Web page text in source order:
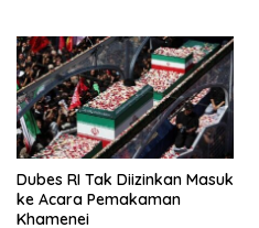
Dubes RI Tak Diizinkan Masuk
ke Acara Pemakaman
Khamenei